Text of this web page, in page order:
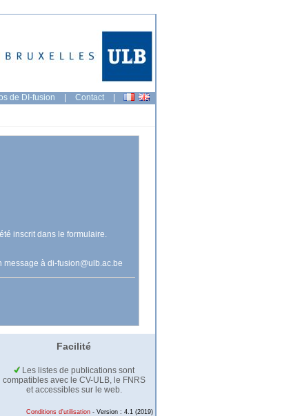
de DI-fusion | Contact |
inscrit dans le formulaire.
message à di-fusion@ulb.ac.be
Facilité
Les listes de publications sont
compatibles avec le CV-ULB, le FNRS
et accessibles sur le web.
Conditions d'utilisation - Version : 4.1 (2019)